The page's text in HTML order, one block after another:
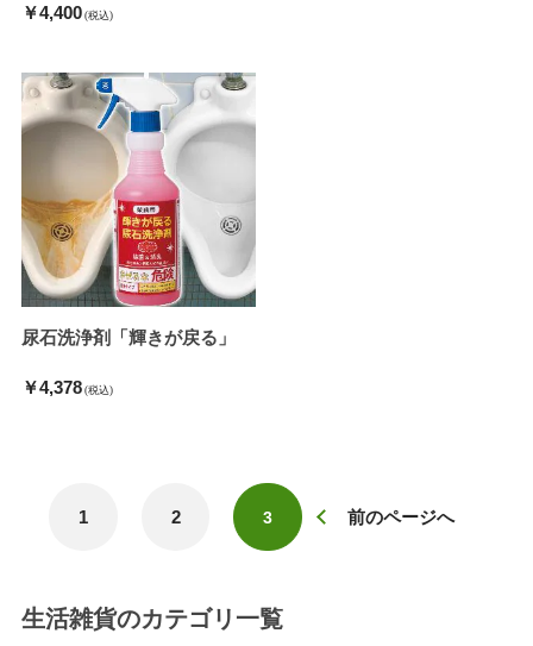
￥4,400 (税込)
尿石洗浄剤「輝きが戻る」
￥4,378 (税込)
1 2 3 前のページへ
生活雑貨のカテゴリ一覧